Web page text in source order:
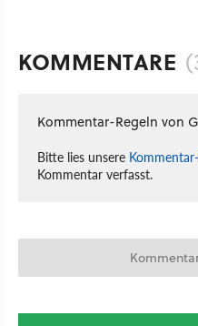
KOMMENTARE
Kommentar-Regeln von
Bitte lies unsere
Kommentar verfasst.